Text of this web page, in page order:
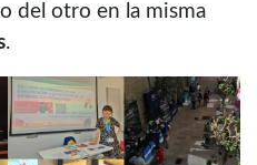
del otro en la misma
.